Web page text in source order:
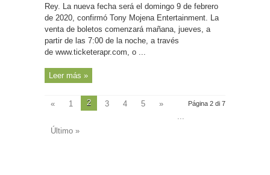
Rey. La nueva fecha será el domingo 9 de febrero
de 2020, confirmó Tony Mojena Entertainment. La
venta de boletos comenzará mañana, jueves, a
partir de las 7:00 de la noche, a través
de www.ticketerapr.com, o ...
Leer más »
Página 2 di 7
« 1 2 3 4 5
»
...
Último »